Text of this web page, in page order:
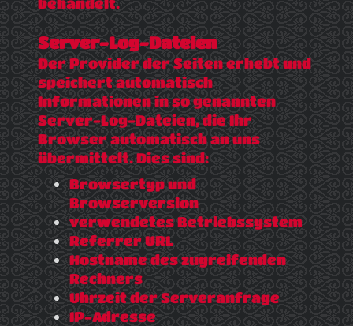
Server-Log-Dateien
Der Provider der Seiten erhebt und
speichert automatisch
Informationen in so genannten
Server-Log-Dateien, die Ihr
Browser automatisch an uns
übermittelt. Dies sind:
Browsertyp und
Browserversion
verwendetes Betriebssystem
Referrer URL
Hostname des zugreifenden
Rechners
Uhrzeit der Serveranfrage
IP-Adresse